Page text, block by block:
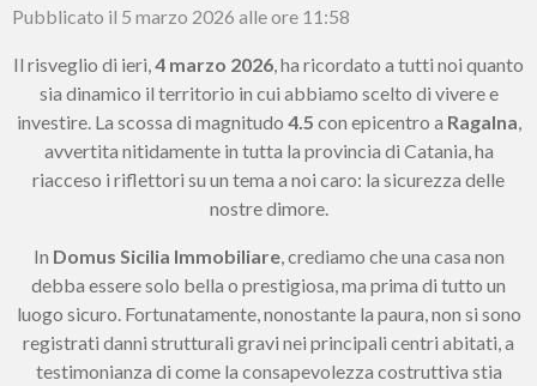
Pubblicato il 5 marzo 2026 alle ore 11:58
Il risveglio di ieri, 4 marzo 2026 , ha ricordato a tutti noi quanto
sia dinamico il territorio in cui abbiamo scelto di vivere e
investire. La scossa di magnitudo 4.5 con epicentro a Ragalna
avvertita nitidamente in tutta la provincia di Catania, ha
riacceso i riflettori su un tema a noi caro: la sicurezza delle
nostre dimore.
In Domus Sicilia Immobiliare, crediamo che una casa non
debba essere solo bella o prestigiosa, ma prima di tutto un
luogo sicuro. Fortunatamente, nonostante la paura, non si sono
registrati danni strutturali gravi nei principali centri abitati, a
testimonianza di come la consapevolezza costruttiva stia